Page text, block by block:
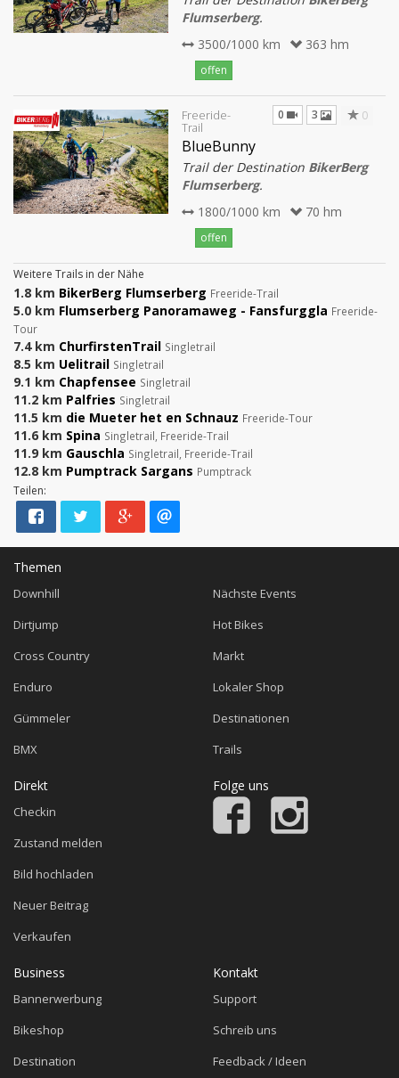
Flumserberg.
3500/1000 km
363 hm
offen
Freeride-
Trail
0 3 0
BlueBunny
Trail der Destination BikerBerg
Flumserberg.
1800/1000 km
70 hm
offen
Weitere Trails in der Nähe
1.8 km BikerBerg Flumserberg Freeride-Trail
5.0 km Flumserberg Panoramaweg - Fansfurggla Freeride-
Tour
7.4 km ChurfirstenTrail Singletrail
8.5 km Uelitrail Singletrail
9.1 km Chapfensee Singletrail
11.2 km Palfries Singletrail
11.5 km die Mueter het en Schnauz Freeride-Tour
11.6 km Spina Singletrail, Freeride-Trail
11.9 km Gauschla Singletrail, Freeride-Trail
12.8 km Pumptrack Sargans Pumptrack
Teilen:
Themen
Downhill
Dirtjump
Cross Country
Enduro
Gümmeler
BMX
Nächste Events
Hot Bikes
Markt
Lokaler Shop
Destinationen
Trails
Direkt
Checkin
Zustand melden
Bild hochladen
Neuer Beitrag
Verkaufen
Folge uns
Business
Bannerwerbung
Bikeshop
Destination
Kontakt
Support
Schreib uns
Feedback / Ideen